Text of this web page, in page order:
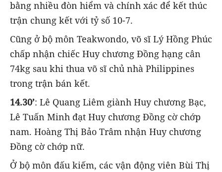
bằng nhiều đòn hiểm và chính xác để kết thúc
trận chung kết với tỷ số 10-7.
Cũng ở bộ môn Teakwondo, võ sĩ Lý Hồng Phúc
chấp nhận chiếc Huy chương Đồng hạng cân
74kg sau khi thua võ sĩ chủ nhà Philippines
trong trận bán kết.
14.30’: Lê Quang Liêm giành Huy chương Bạc,
Lê Tuấn Minh đạt Huy chương Đồng cờ chớp
nam. Hoàng Thị Bảo Trâm nhận Huy chương
Đồng cờ chớp nữ.
Ở bộ môn đấu kiếm, các vận động viên Bùi Thị